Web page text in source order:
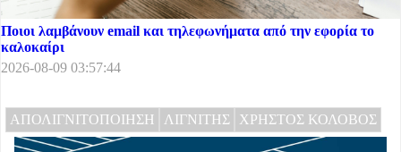
Ποιοι λαμβάνουν email και τηλεφωνήματα από την εφορία το
καλοκαίρι
2026-08-09 03:57:44
ΑΠΟΛΙΓΝΙΤΟΠΟΙΗΣΗ ΛΙΓΝΙΤΗΣ ΧΡΗΣΤΟΣ ΚΟΛΟΒΟΣ